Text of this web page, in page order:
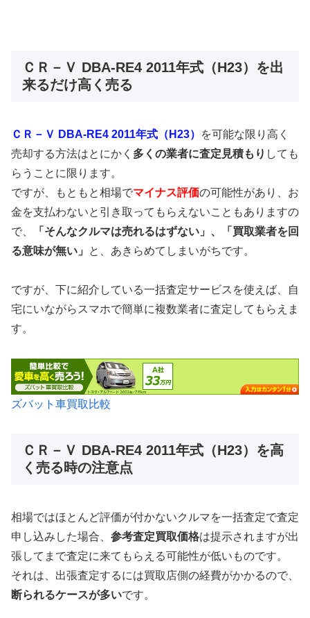
ＣＲ－Ｖ DBA-RE4 2011年式（H23）を出
来るだけ高く売る
ＣＲ－Ｖ DBA-RE4 2011年式（H23）
を可能な限り高く
売却する方法はとにかく 多くの業者に査定見積もり しても
らうことに限ります。
ですが、もともと相場でマイナス評価の可能性があり、お
金を支払わないと引き取ってもらえないこともありますの
で、
「そんなクルマは売れるはずない」、「買取業者を回
る意味が無い」
と、あきらめてしまいがちです。
ですが、下に紹介している一括査定サービスを使えば、自
宅にいながらスマホで簡単に複数業者に査定してもらえま
す。
ズバット車買取比較
ＣＲ－Ｖ DBA-RE4 2011年式（H23）を高
く売る時の注意点
相場ではほとんど評価が付かないクルマを一括査定で査定
申し込みした場合、 参考査定買取価格は提示されますが出
張してまで査定に来てもらえる可能性が低いものです。
それは、出張査定するには買取店側の経費がかかるので、
断られるケースが多いです。